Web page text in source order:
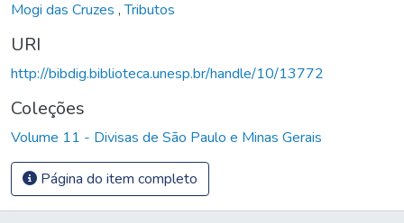
Mogi das Cruzes ,Tributos
URI
http://bibdig.biblioteca.unesp.br/handle/10/13772
Coleções
Volume 11 - Divisas de São Paulo e Minas Gerais
Página do item completo